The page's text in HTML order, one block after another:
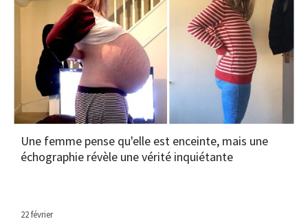
Une femme pense qu'elle est enceinte, mais une
échographie révèle une vérité inquiétante
22 février